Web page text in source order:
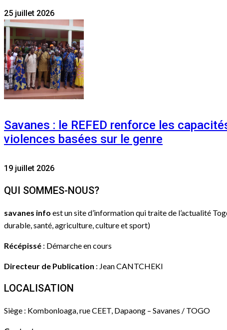
25 juillet 2026
Savanes : le REFED renforce les
violences basées sur le genre
19 juillet 2026
QUI SOMMES-NOUS?
savanes info est un site d’information qui traite de l’actualité
durable, santé, agriculture, culture et sport)
Récépissé : Démarche en cours
Directeur de Publication : Jean CANTCHEKI
LOCALISATION
Siège : Kombonloaga, rue CEET, Dapaong – Savanes / TOGO